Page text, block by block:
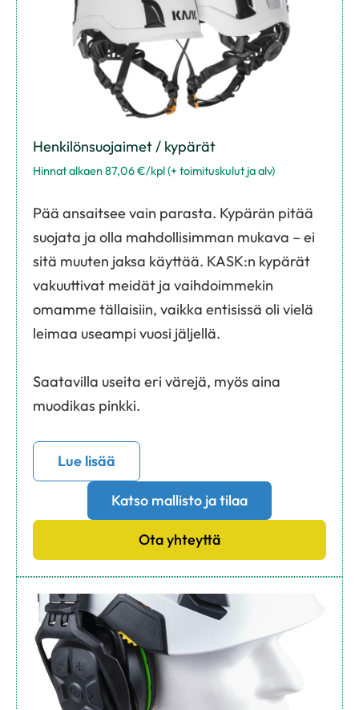
Henkilönsuojaimet / kypärät
Hinnat alkaen 87,06 €/kpl (+ toimituskulut ja alv)
Pää ansaitsee vain parasta. Kypärän pitää
suojata ja olla mahdollisimman mukava – ei
sitä muuten jaksa käyttää. KASK:n kypärät
vakuuttivat meidät ja vaihdoimmekin
omamme tällaisiin, vaikka entisissä oli vielä
leimaa useampi vuosi jäljellä.
Saatavilla useita eri värejä, myös aina
muodikas pinkki.
Lue lisää
Katso mallisto ja tilaa
Ota yhteyttä